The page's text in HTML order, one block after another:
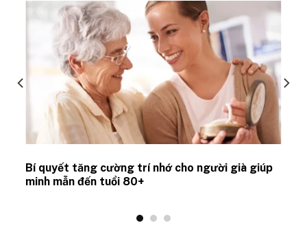
Bí quyết tăng cường trí nhớ cho người già giúp
minh mẫn đến tuổi 80+